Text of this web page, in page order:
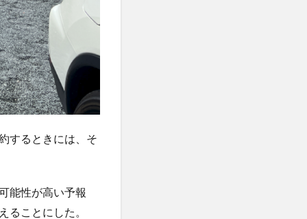
するときには、そ
能性が高い予報
ることにした。